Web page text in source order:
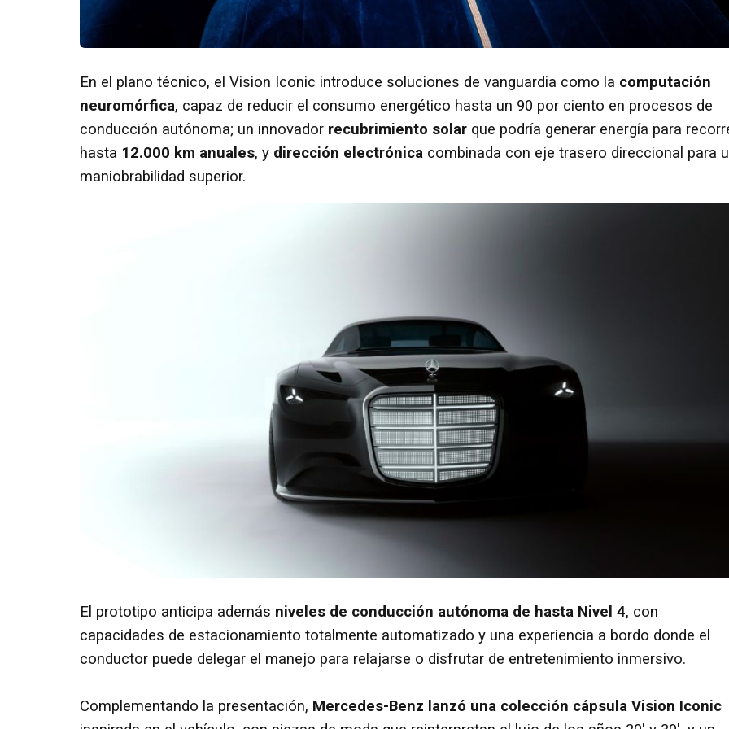
En el plano técnico, el Vision Iconic introduce soluciones de vanguardia como la computación
neuromórfica, capaz de reducir el consumo energético hasta un 90 por ciento en procesos de
conducción autónoma; un innovador recubrimiento solar que podría generar energía para
hasta 12.000 km anuales, y dirección electrónica combinada con eje trasero direccional para
maniobrabilidad superior.
El prototipo anticipa además niveles de conducción autónoma de hasta Nivel 4, con
capacidades de estacionamiento totalmente automatizado y una experiencia a bordo donde el
conductor puede delegar el manejo para relajarse o disfrutar de entretenimiento inmersivo.
Complementando la presentación, Mercedes-Benz lanzó una colección cápsula Vision Iconic